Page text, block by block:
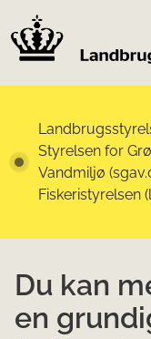
Styrelsen for
Vandmiljø
Fiskeristyrelsen
Du kan
en